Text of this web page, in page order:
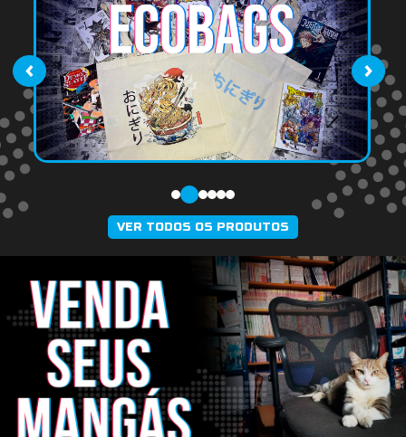
‹ ›
VER TODOS OS PRODUTOS